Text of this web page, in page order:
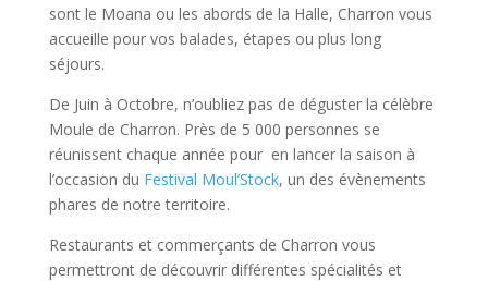
sont le Moana ou les abords de la Halle, Charron vous
accueille pour vos balades, étapes ou plus long
séjours.
De Juin à Octobre, n’oubliez pas de déguster la célèbre
Moule de Charron. Près de 5 000 personnes se
réunissent chaque année pour en lancer la saison à
l’occasion du Festival Moul’Stock, un des évènements
phares de notre territoire.
Restaurants et commerçants de Charron vous
permettront de découvrir différentes spécialités et